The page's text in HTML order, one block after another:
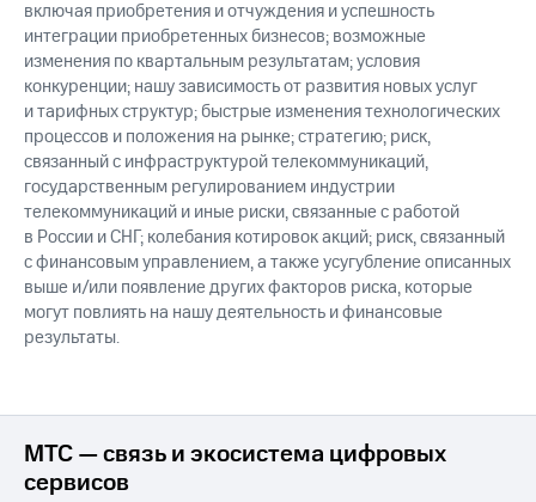
включая приобретения и отчуждения и успешность
интеграции приобретенных бизнесов; возможные
изменения по квартальным результатам; условия
конкуренции; нашу зависимость от развития новых услуг
и тарифных структур; быстрые изменения технологических
процессов и положения на рынке; стратегию; риск,
связанный с инфраструктурой телекоммуникаций,
государственным регулированием индустрии
телекоммуникаций и иные риски, связанные с работой
в России и СНГ; колебания котировок акций; риск, связанный
с финансовым управлением, а также усугубление описанных
выше и/или появление других факторов риска, которые
могут повлиять на нашу деятельность и финансовые
результаты.
МТС — связь и экосистема цифровых
сервисов